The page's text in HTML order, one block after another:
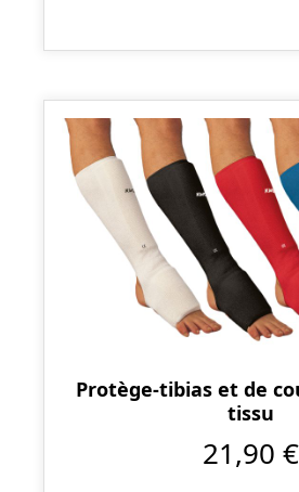
Protège-tibias et de
tissu
21,90 €